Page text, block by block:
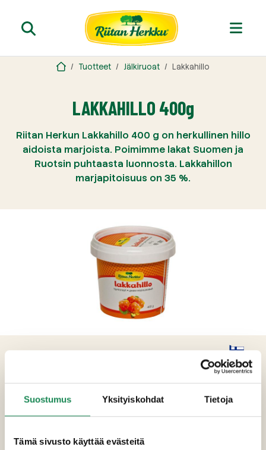
Suostumus Yksityiskohdat Tietoja
Tämä sivusto käyttää evästeitä
Tuotteet Jälkiruoat Lakkahillo
LAKKAHILLO 400g
Riitan Herkun Lakkahillo 400 g on herkullinen hillo
aidoista marjoista. Poimimme lakat Suomen ja
Ruotsin puhtaasta luonnosta. Lakkahillon
marjapitoisuus on 35 %.
Sokeri, lakka (35%), vesi, sakeuttamisaine
(sitruunahappo), säilöntäaine (E202).